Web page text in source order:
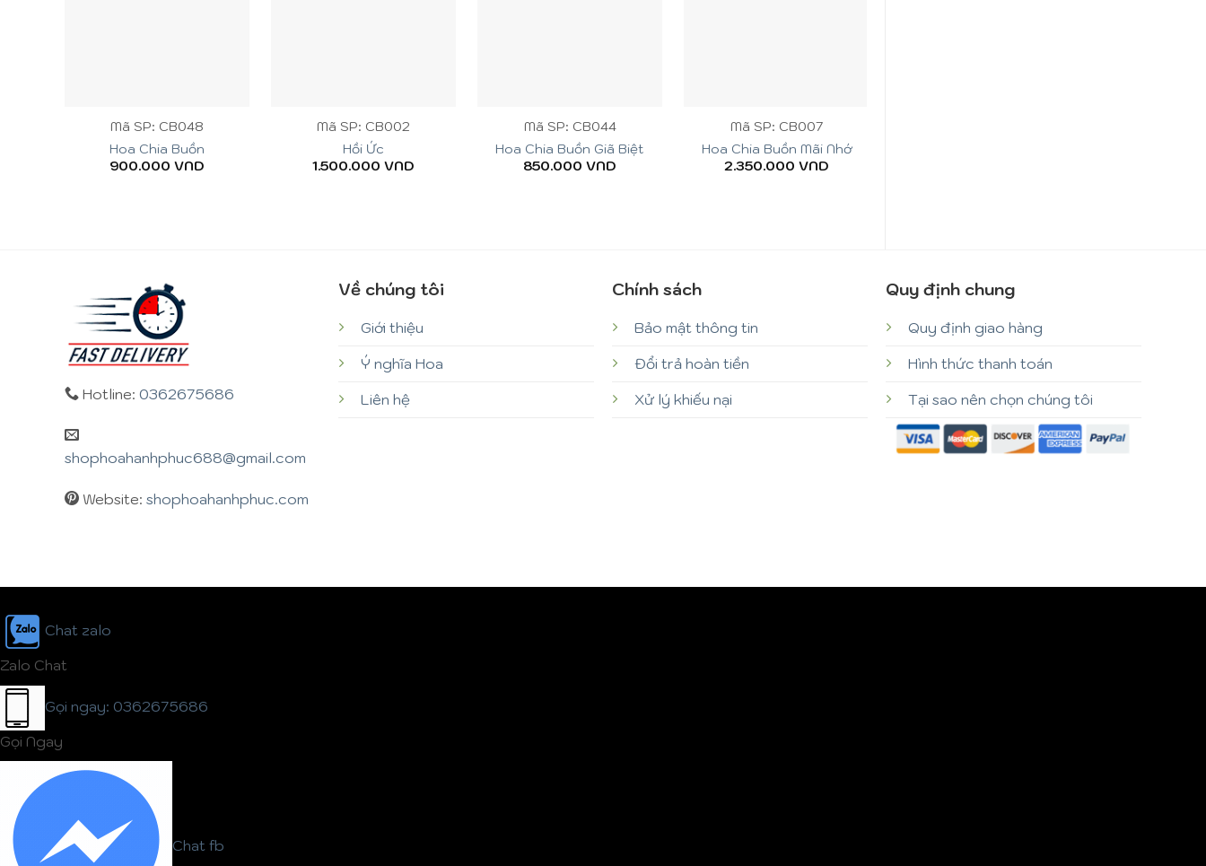
Mã SP: CB048
Hoa Chia Buồn
900.000 VND
Mã SP: CB002
Hồi Ức
1.500.000 VND
Mã SP: CB044
Hoa Chia Buồn Giã Biệt
850.000 VND
Mã SP: CB007
Hoa Chia Buồn Mãi Nhớ
2.350.000 VND
Hotline: 0362675686
shophoahanhphuc688@gmail.com
Website: shophoahanhphuc.com
Về chúng tôi
Giới thiệu
Ý nghĩa Hoa
Liên hệ
Chính sách
Bảo mật thông tin
Đổi trả hoàn tiền
Xử lý khiếu nại
Quy định chung
Quy định giao hàng
Hình thức thanh toán
Tại sao nên chọn chúng tôi
Chat zalo
Zalo Chat
Gọi ngay: 0362675686
Gọi Ngay
Chat fb